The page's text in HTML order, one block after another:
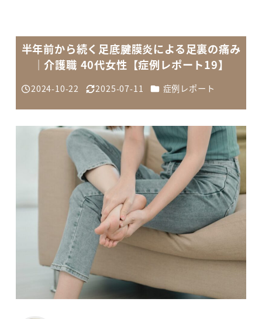
半年前から続く足底腱膜炎による足裏の痛み
｜介護職 40代女性【症例レポート19】
投稿日
2024-10-22
更新日
2025-07-11 カテゴリー
症例レポート